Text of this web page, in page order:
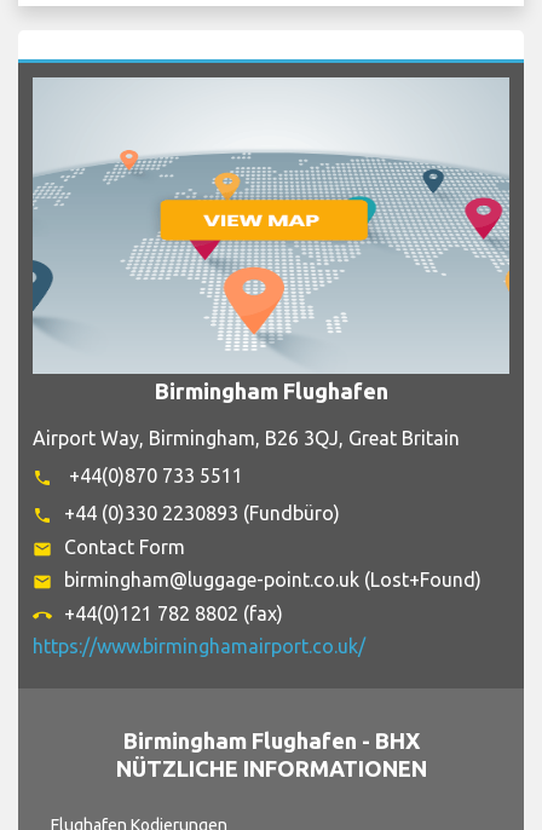
Birmingham Flughafen
Airport Way, Birmingham, B26 3QJ, Great Britain
phone +44(0)870 733 5511
phone +44 (0)330 2230893 (Fundbüro)
email Contact Form
email birmingham@luggage-point.co.uk (Lost+Found)
call_end
+44(0)121 782 8802 (fax)
https://www.birminghamairport.co.uk/
Birmingham Flughafen - BHX
NÜTZLICHE INFORMATIONEN
Flughafen Kodierungen